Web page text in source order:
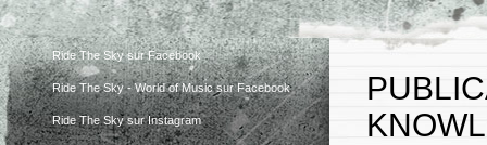
Ride The Sky sur Facebook
Ride The Sky - World of Music sur Facebook
Ride The Sky sur Instagram